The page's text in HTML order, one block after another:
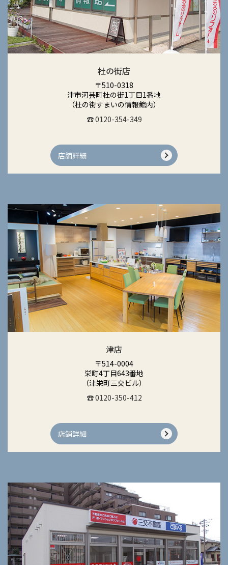
杜の街店
〒510-0318
津市河芸町杜の街1丁目1番地
（杜の街すまいの情報館内）
☎ 0120-354-349
店舗詳細
津店
〒514-0004
栄町4丁目643番地
（津栄町三交ビル）
☎ 0120-350-412
店舗詳細